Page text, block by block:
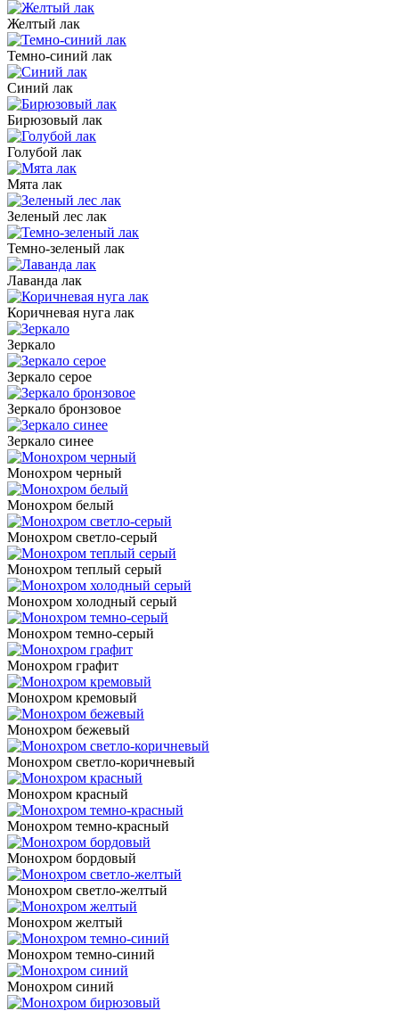
Желтый лак
Темно-синий лак
Синий лак
Бирюзовый лак
Голубой лак
Мята лак
Зеленый лес лак
Темно-зеленый лак
Лаванда лак
Коричневая нуга лак
Зеркало
Зеркало серое
Зеркало бронзовое
Зеркало синее
Монохром черный
Монохром белый
Монохром светло-серый
Монохром теплый серый
Монохром холодный серый
Монохром темно-серый
Монохром графит
Монохром кремовый
Монохром бежевый
Монохром светло-коричневый
Монохром красный
Монохром темно-красный
Монохром бордовый
Монохром светло-желтый
Монохром желтый
Монохром темно-синий
Монохром синий